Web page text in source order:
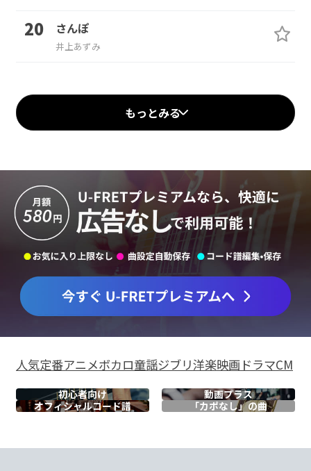
さんぽ
井上あずみ
もっとみる
人気定番アニメボカロ童謡ジブリ洋楽映画ドラマCM
初心者向け
動画プラス
オフィシャルコード譜 「カポなし」の曲